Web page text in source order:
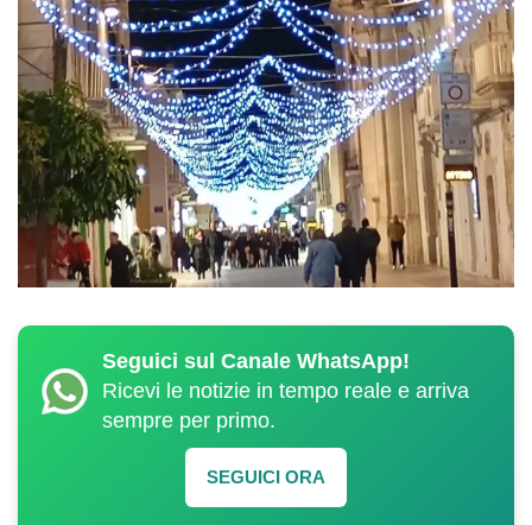
Seguici sul Canale WhatsApp!
Ricevi le notizie in tempo reale e arriva
sempre per primo.
SEGUICI ORA